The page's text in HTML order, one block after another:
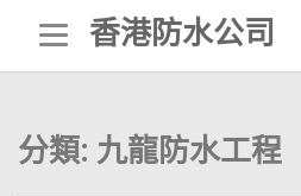
content
香港防水公司
分類: 九龍防水工程